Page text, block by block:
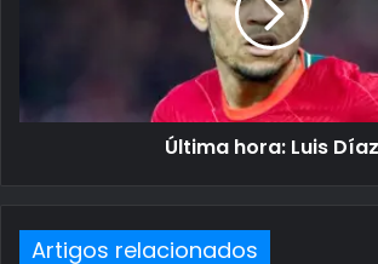
Última hora: Luis Díaz
Artigos relacionados